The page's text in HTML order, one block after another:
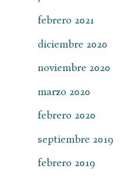
febrero 2021
diciembre 2020
noviembre 2020
marzo 2020
febrero 2020
septiembre 2019
febrero 2019